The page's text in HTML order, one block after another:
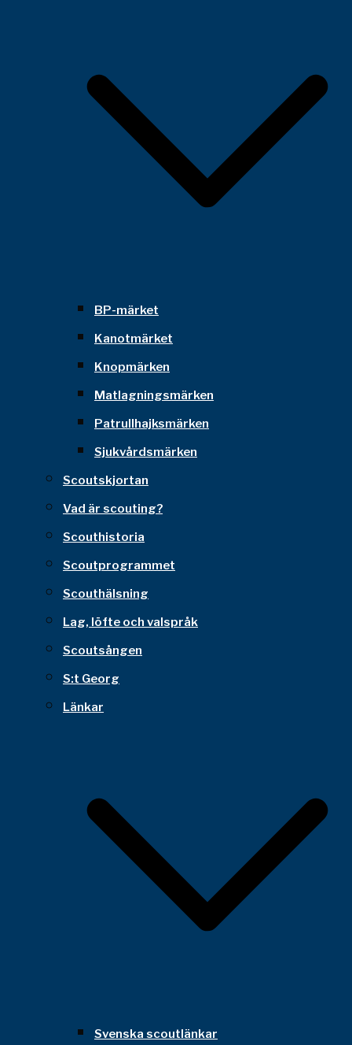
BP-märket
Kanotmärket
Knopmärken
Matlagningsmärken
Patrullhajksmärken
Sjukvårdsmärken
Scoutskjortan
Vad är scouting?
Scouthistoria
Scoutprogrammet
Scouthälsning
Lag, löfte och valspråk
Scoutsången
S:t Georg
Länkar
Svenska scoutlänkar